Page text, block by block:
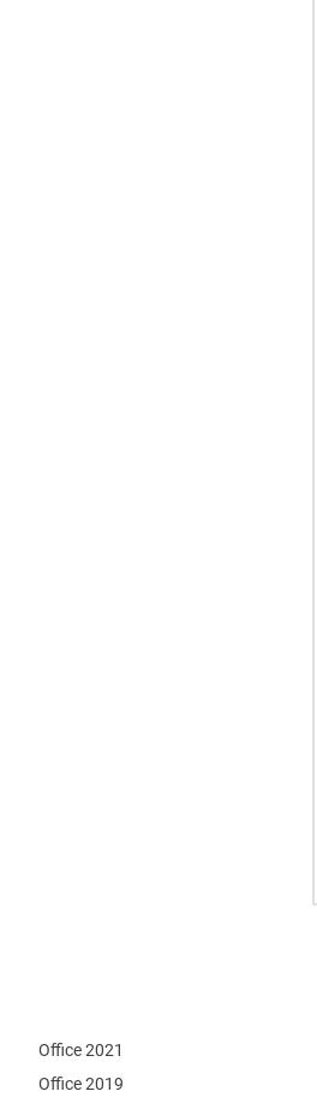
Office 2021
Office 2019